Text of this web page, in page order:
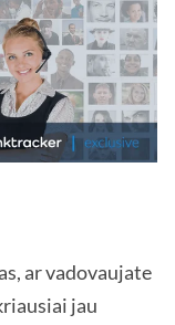
ar vadovaujate
jau